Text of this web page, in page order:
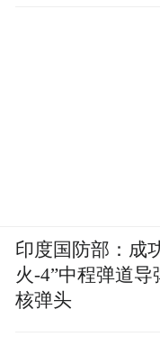
印度国防部：成
火-4”中程弹道导
核弹头